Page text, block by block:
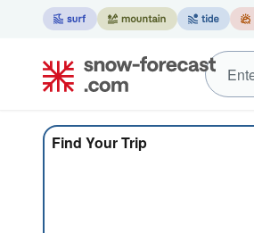
Find Your Trip